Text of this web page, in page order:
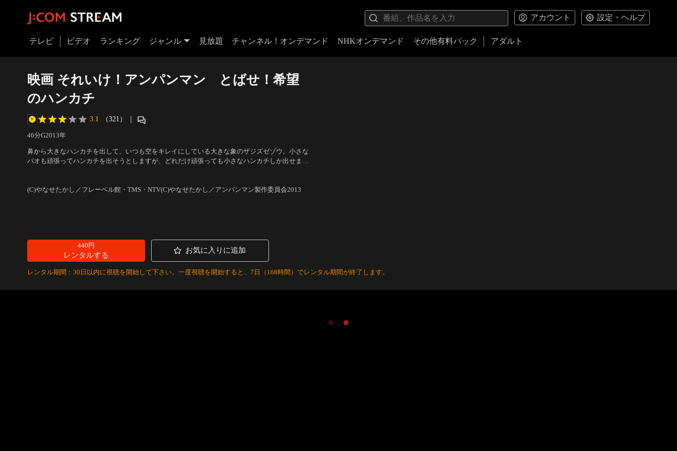
アカウント 設定・ヘルプ
テレビ ビデオ ランキング ジャンル 見放題 チャンネル！オンデマンド NHKオンデマンド その他有料パック アダルト
映画 それいけ！アンパンマン とばせ！希望
のハンカチ
3.1 （321） ｜
46分G2013年
鼻から大きなハンカチを出して、いつも空をキレイにしている大きな象のザジズゼゾウ。小さな
パオも頑張ってハンカチを出そうとしますが、どれだけ頑張っても小さなハンカチしか出せませ
(C)やなせたかし／フレーベル館・TMS・NTV(C)やなせたかし／アンパンマン製作委員会2013
440円
レンタルする
お気に入りに追加
レンタル期間：30日以内に視聴を開始して下さい。一度視聴を開始すると、7日（168時間）でレンタル期間が終了します。